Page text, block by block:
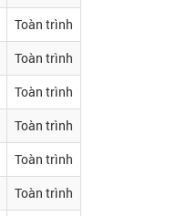
Toàn trình
Toàn trình
Toàn trình
Toàn trình
Toàn trình
Toàn trình